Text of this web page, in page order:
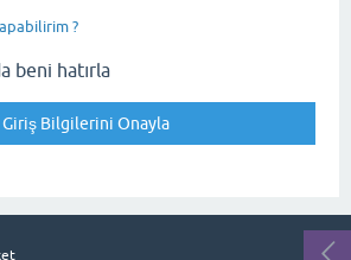
?
beni hatırla